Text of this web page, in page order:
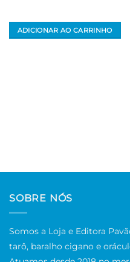
ADICIONAR AO CARRINHO
SOBRE NÓS
Somos a Loja e Editora
tarô, baralho cigano e